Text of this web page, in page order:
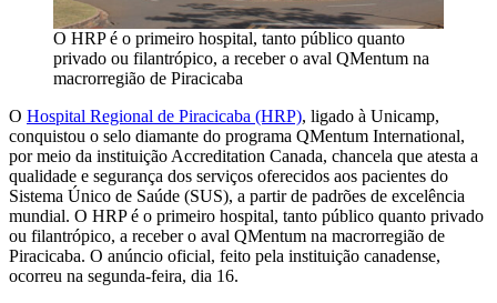
O HRP é o primeiro hospital, tanto público quanto
privado ou filantrópico, a receber o aval QMentum na
macrorregião de Piracicaba
O Hospital Regional de Piracicaba (HRP), ligado à Unicamp,
conquistou o selo diamante do programa QMentum International,
por meio da instituição Accreditation Canada, chancela que atesta a
qualidade e segurança dos serviços oferecidos aos pacientes do
Sistema Único de Saúde (SUS), a partir de padrões de excelência
mundial. O HRP é o primeiro hospital, tanto público quanto privado
ou filantrópico, a receber o aval QMentum na macrorregião de
Piracicaba. O anúncio oficial, feito pela instituição canadense,
ocorreu na segunda-feira, dia 16.